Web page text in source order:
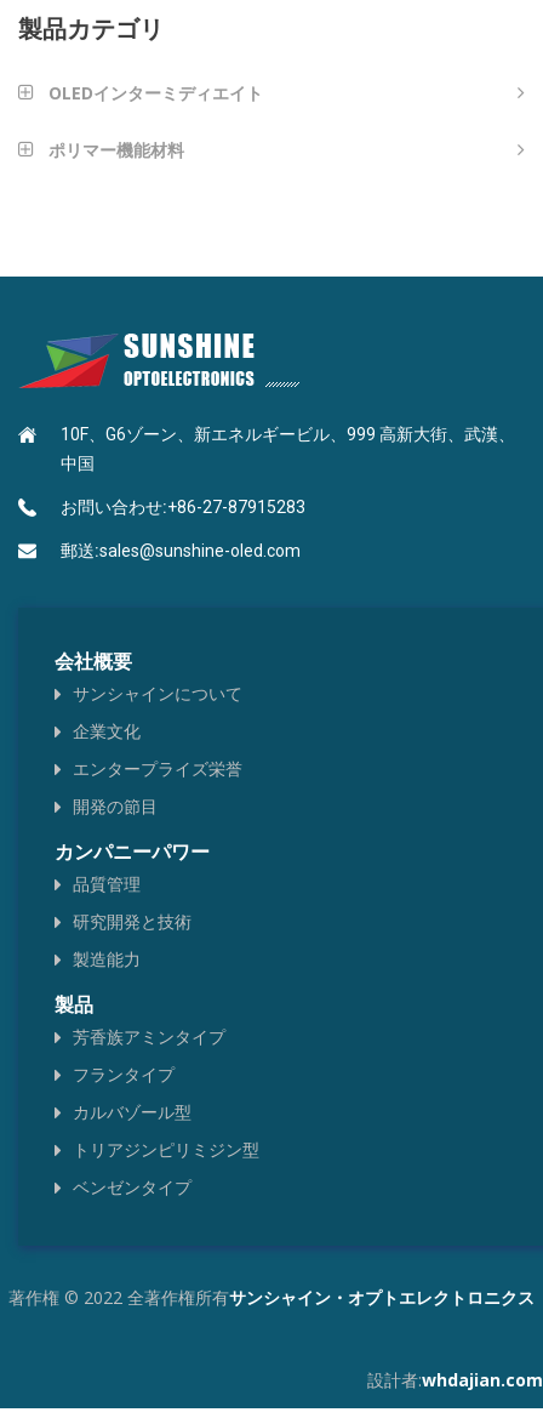
製品カテゴリ
OLEDインターミディエイト
ピリミジンタイプ
ナフタレン型
トリアジンピリミジン型
ホウ酸タイプ
チアゾール型
ベンゼンタイプ
ポリマー機能材料
MLPハイRIインク
BEFハイRIインク
10F、G6ゾーン、新エネルギービル、999 高新大街、武漢、
中国
お問い合わせ:+86-27-87915283
郵送:sales@sunshine-oled.com
会社概要
サンシャインについて
企業文化
エンタープライズ栄誉
開発の節目
カンパニーパワー
品質管理
研究開発と技術
製造能力
製品
芳香族アミンタイプ
フランタイプ
カルバゾール型
トリアジンピリミジン型
ベンゼンタイプ
著作権 © 2022 全著作権所有サンシャイン・オプトエレクトロニクス
設計者:whdajian.com